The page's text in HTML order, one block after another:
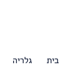
בית גלריה